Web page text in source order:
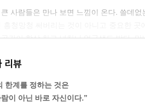
큰 사람들은 만나 보면 느낌이 온다. 쓸데
간이 항상 차고 넘치니 얼굴색도 밝다.
담할 때 스크립트가 엉망이면 고액 연봉
리뷰
한계를 정하는 것은
이 아닌 바로 자신이다.”